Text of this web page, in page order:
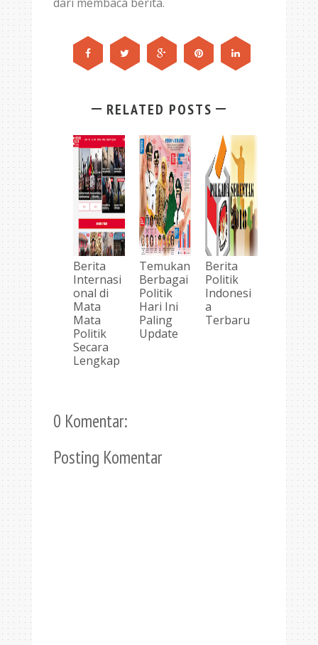
RELATED POSTS
Berita
Internasi
onal di
Mata
Mata
Politik
Secara
Lengkap
Temukan
Berbagai
Politik
Hari Ini
Paling
Update
Berita
Politik
Indonesi
a
Terbaru
0 Komentar:
Posting Komentar